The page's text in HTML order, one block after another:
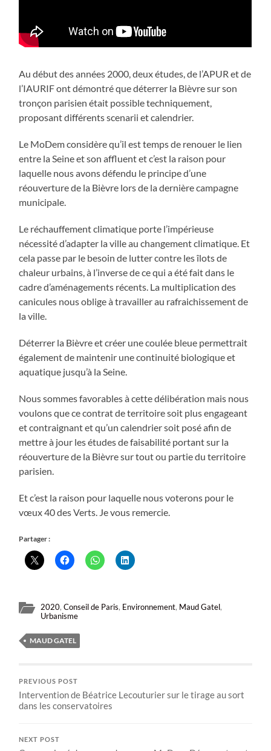
Au début des années 2000, deux études, de l’APUR et de
l’IAURIF ont démontré que déterrer la Bièvre sur son
tronçon parisien était possible techniquement,
proposant différents scenarii et calendrier.
Le MoDem considère qu’il est temps de renouer le lien
entre la Seine et son affluent et c’est la raison pour
laquelle nous avons défendu le principe d’une
réouverture de la Bièvre lors de la dernière campagne
municipale.
Le réchauffement climatique porte l’impérieuse
nécessité d’adapter la ville au changement climatique. Et
cela passe par le besoin de lutter contre les îlots de
chaleur urbains, à l’inverse de ce qui a été fait dans le
cadre d’aménagements récents. La multiplication des
canicules nous oblige à travailler au rafraichissement de
la ville.
Déterrer la Bièvre et créer une coulée bleue permettrait
également de maintenir une continuité biologique et
aquatique jusqu’à la Seine.
Nous sommes favorables à cette délibération mais nous
voulons que ce contrat de territoire soit plus engageant
et contraignant et qu’un calendrier soit posé afin de
mettre à jour les études de faisabilité portant sur la
réouverture de la Bièvre sur tout ou partie du territoire
parisien.
Et c’est la raison pour laquelle nous voterons pour le
vœux 40 des Verts. Je vous remercie.
Partager :
2020,Conseil de Paris, Environnement, Maud Gatel,
Urbanisme
MAUD GATEL
PREVIOUS POST
Intervention de Béatrice Lecouturier sur le tirage au sort
dans les conservatoires
NEXT POST